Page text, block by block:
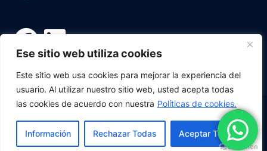
Ese sitio web utiliza cookies
Este sitio web usa cookies para mejorar la experiencia del
usuario. Al utilizar nuestro sitio web, usted acepta todas
las cookies de acuerdo con nuestra Políticas de cookies.
Información Rechazar Todas Aceptar Todas
Copyright © 2026Corporación Lí­deres| Desarrollado por
Corporación Líderes